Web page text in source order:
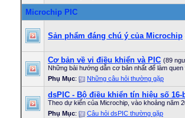
Microchip PIC
Sản phẩm đáng chú ý của Microchip
Cơ bản về vi điều khiển và PIC (89
Những bài hướng dẫn cơ bản nhất để làm
Phụ Mục: Những câu hỏi thường gặp
dsPIC - Bộ điều khiển tín hiệu số 16-
Theo dự kiến của Microchip, vào khoảng năm
Phụ Mục: Câu hỏi dsPIC thường gặp